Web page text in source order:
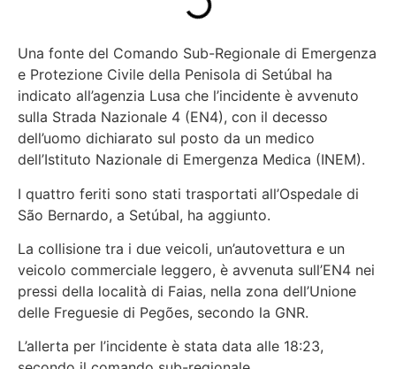
Una fonte del Comando Sub-Regionale di Emergenza
e Protezione Civile della Penisola di Setúbal ha
indicato all’agenzia Lusa che l’incidente è avvenuto
sulla Strada Nazionale 4 (EN4), con il decesso
dell’uomo dichiarato sul posto da un medico
dell’Istituto Nazionale di Emergenza Medica (INEM).
I quattro feriti sono stati trasportati all’Ospedale di
São Bernardo, a Setúbal, ha aggiunto.
La collisione tra i due veicoli, un’autovettura e un
veicolo commerciale leggero, è avvenuta sull’EN4 nei
pressi della località di Faias, nella zona dell’Unione
delle Freguesie di Pegões, secondo la GNR.
L’allerta per l’incidente è stata data alle 18:23,